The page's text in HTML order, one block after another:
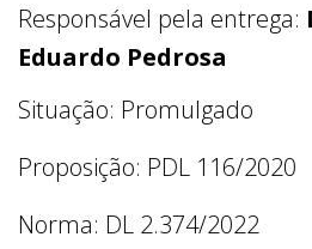
Responsável pela entrega:
Eduardo Pedrosa
Situação: Promulgado
Proposição: PDL 116/2020
Norma: DL 2.374/2022